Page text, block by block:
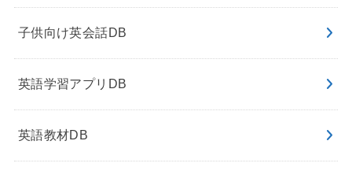
子供向け英会話DB
英語学習アプリDB
英語教材DB